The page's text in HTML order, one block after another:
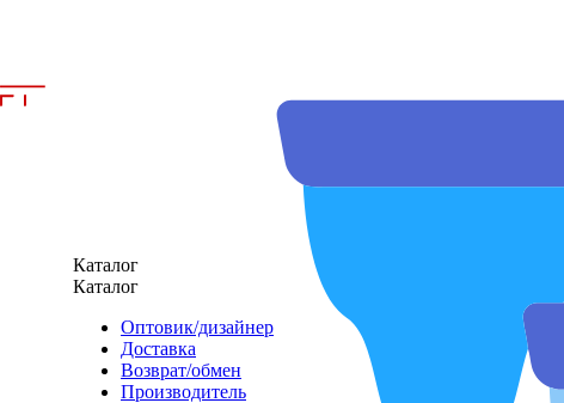
Каталог
Каталог
Оптовик/дизайнер
Доставка
Возврат/обмен
Производитель